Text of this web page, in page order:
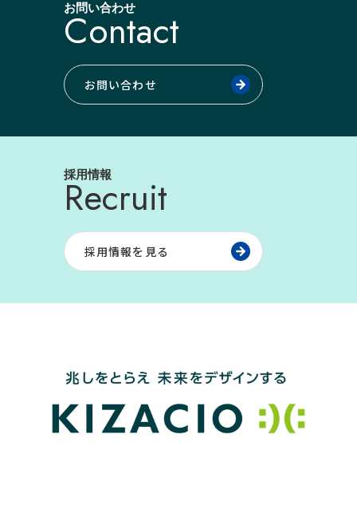
お問い合わせ
Contact
お問い合わせ
採用情報
Recruit
採用情報を見る